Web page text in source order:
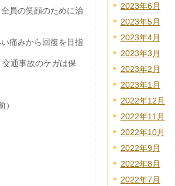
員の笑顔のために治
痛みから回復を目指
通事故のケガは保
2023年6月
2023年5月
2023年4月
2023年3月
2023年2月
2023年1月
2022年12月
2022年11月
2022年10月
2022年9月
2022年8月
2022年7月